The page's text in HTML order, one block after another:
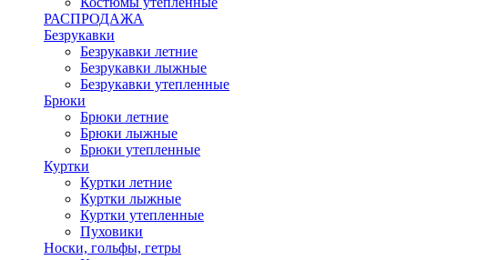
РАСПРОДАЖА
Безрукавки
Безрукавки летние
Безрукавки лыжные
Безрукавки утепленные
Брюки
Брюки летние
Брюки лыжные
Брюки утепленные
Куртки
Куртки летние
Куртки лыжные
Куртки утепленные
Пуховики
Носки, гольфы, гетры